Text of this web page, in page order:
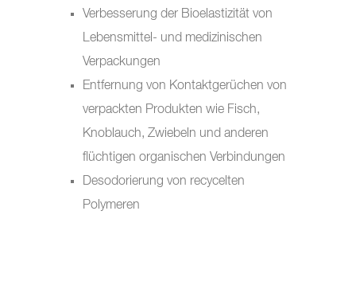
Verbesserung der Bioelastizität von
Lebensmittel- und medizinischen
Verpackungen
Entfernung von Kontaktgerüchen von
verpackten Produkten wie Fisch,
Knoblauch, Zwiebeln und anderen
flüchtigen organischen Verbindungen
Desodorierung von recycelten
Polymeren